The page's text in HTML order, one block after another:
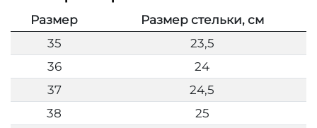
Размер
Размер стельки, см
35
23,5
36
24
37
24,5
38
25